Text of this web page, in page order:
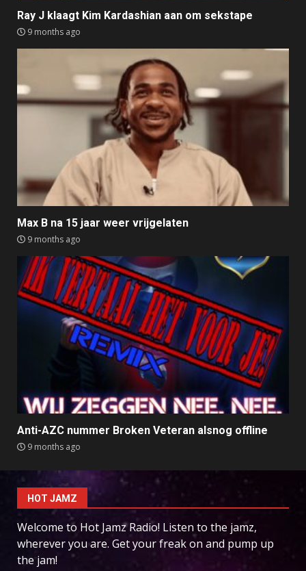
Ray J klaagt Kim Kardashian aan om sekstape
9 months ago
Max B na 15 jaar weer vrijgelaten
9 months ago
Anti-AZC nummer Broken Veteran alsnog offline
9 months ago
HOT JAMZ
Welcome to Hot Jamz Radio! Listen to the jamz,
wherever you are. Get your freak on and pump up
the jam!